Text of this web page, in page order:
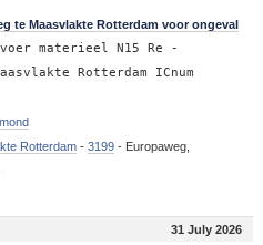
te Maasvlakte Rotterdam voor ongeval
materieel N15 Re -
Rotterdam ICnum
Rotterdam- 3199- Europaweg,
31 July 2026